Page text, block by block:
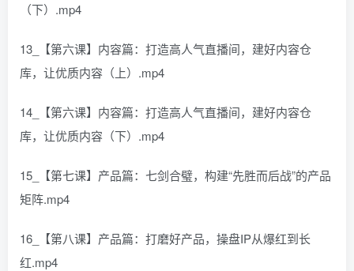
（下）.mp4
13_【第六课】内容篇：打造高人气直播间，建好内容仓
库，让优质内容（上）.mp4
14_【第六课】内容篇：打造高人气直播间，建好内容仓
库，让优质内容（下）.mp4
15_【第七课】产品篇：七剑合璧，构建“先胜而后战”的产品
矩阵.mp4
16_【第八课】产品篇：打磨好产品，操盘IP从爆红到长
红.mp4